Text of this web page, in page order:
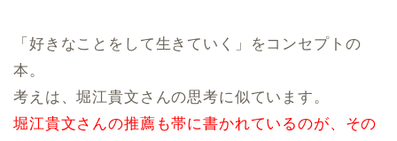
「好きなことをして生きていく」をコンセプトの
本。
考えは、堀江貴文さんの思考に似ています。
堀江貴文さんの推薦も帯に書かれているのが、その